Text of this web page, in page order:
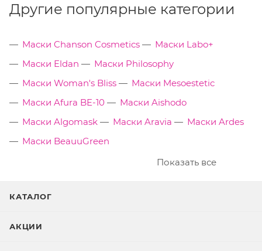
Другие популярные категории
Маски Chanson Cosmetics
Маски Labo+
Маски Eldan
Маски Philosophy
Маски Woman's Bliss
Маски Mesoestetic
Маски Afura BE-10
Маски Aishodo
Маски Algomask
Маски Aravia
Маски Ardes
Маски BeauuGreen
Показать все
КАТАЛОГ
АКЦИИ